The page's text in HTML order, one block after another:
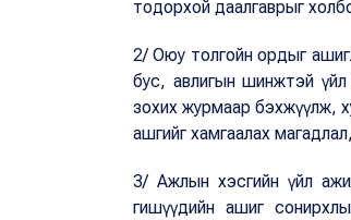
тодорхой даалгаврыг
2/ Оюу толгойн ордыг
бус, авлигын шинжтэй үйл
зохих журмаар бэхжүүлж,
ашгийг хамгаалах
3/ Ажлын хэсгийн үйл
гишүүдийн ашиг